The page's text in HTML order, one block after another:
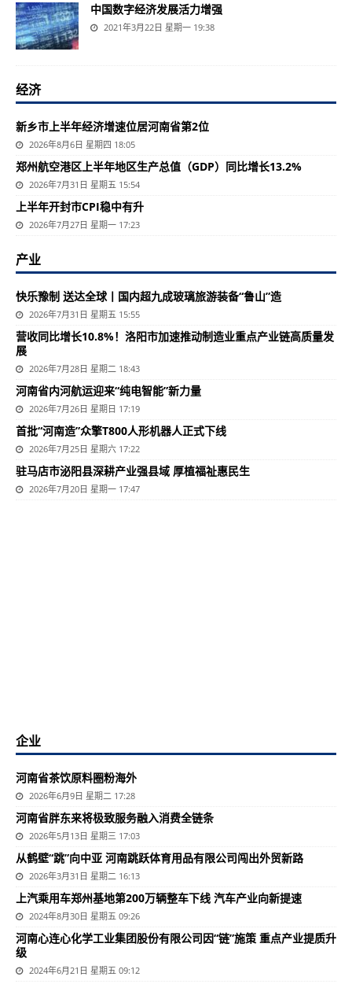
中国数字经济发展活力增强
2021年3月22日 星期一 19:38
经济
新乡市上半年经济增速位居河南省第2位
2026年8月6日 星期四 18:05
郑州航空港区上半年地区生产总值（GDP）同比增长13.2%
2026年7月31日 星期五 15:54
上半年开封市CPI稳中有升
2026年7月27日 星期一 17:23
产业
快乐豫制 送达全球丨国内超九成玻璃旅游装备“鲁山”造
2026年7月31日 星期五 15:55
营收同比增长10.8%！洛阳市加速推动制造业重点产业链高质量发
展
2026年7月28日 星期二 18:43
河南省内河航运迎来“纯电智能”新力量
2026年7月26日 星期日 17:19
首批“河南造”众擎T800人形机器人正式下线
2026年7月25日 星期六 17:22
驻马店市泌阳县深耕产业强县域 厚植福祉惠民生
2026年7月20日 星期一 17:47
企业
河南省茶饮原料圈粉海外
2026年6月9日 星期二 17:28
河南省胖东来将极致服务融入消费全链条
2026年5月13日 星期三 17:03
从鹤壁“跳”向中亚 河南跳跃体育用品有限公司闯出外贸新路
2026年3月31日 星期二 16:13
上汽乘用车郑州基地第200万辆整车下线 汽车产业向新提速
2024年8月30日 星期五 09:26
河南心连心化学工业集团股份有限公司因“链”施策 重点产业提质升
级
2024年6月21日 星期五 09:12